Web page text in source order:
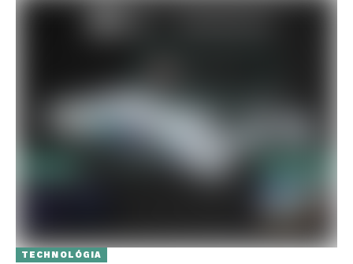
TECHNOLÓGIA